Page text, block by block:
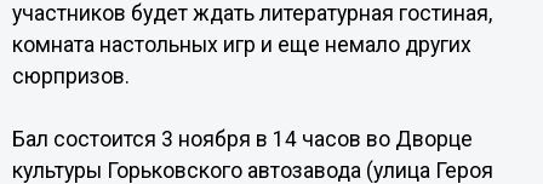
участников будет ждать литературная гостиная,
комната настольных игр и еще немало других
сюрпризов.
Бал состоится 3 ноября в 14 часов во Дворце
культуры Горьковского автозавода (улица Героя